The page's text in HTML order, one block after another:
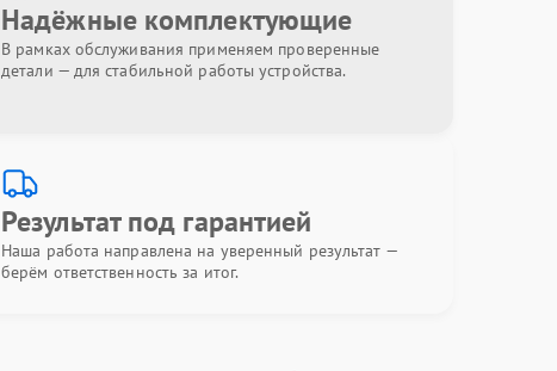
Надёжные комплектующие
В рамках обслуживания применяем проверенные
детали — для стабильной работы устройства.
Результат под гарантией
Наша работа направлена на уверенный результат —
берём ответственность за итог.